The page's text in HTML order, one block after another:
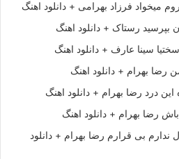
میخواد فرزاد بهرامی + دانلود اهنگ
بپرسید رستاک + دانلود اهنگ
سینا عارف + دانلود اهنگ
رضا بهرام + دانلود اهنگ
درد رضا بهرام + دانلود اهنگ
رضا بهرام + دانلود اهنگ
ندارم بی قرارم رضا بهرام + دانلود